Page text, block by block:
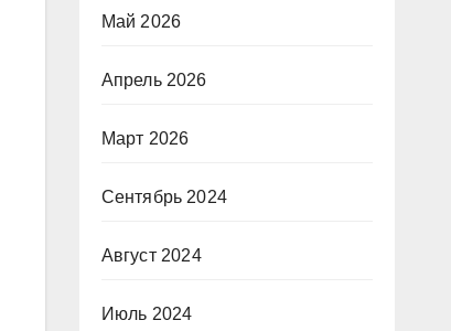
Май 2026
Апрель 2026
Март 2026
Сентябрь 2024
Август 2024
Июль 2024